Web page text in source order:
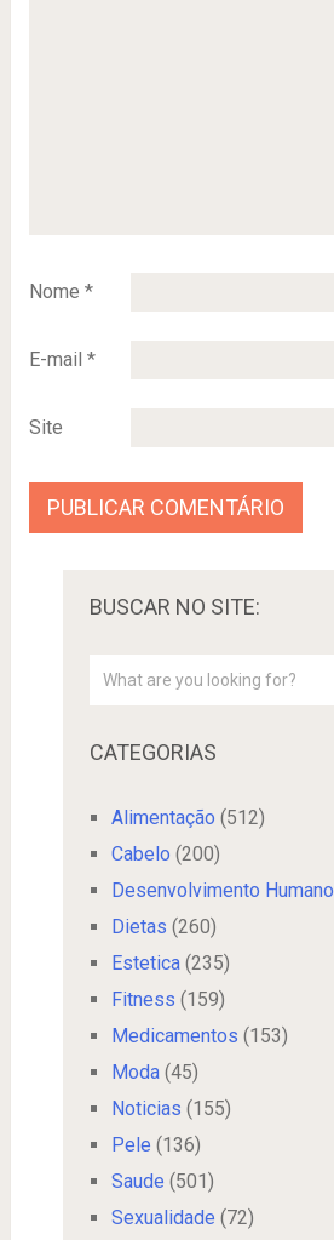
Nome *
E-mail *
Site
BUSCAR NO SITE:
CATEGORIAS
Alimentação (512)
Cabelo (200)
Desenvolvimento Humano
Dietas (260)
Estetica(235)
Fitness (159)
Medicamentos (153)
Moda(45)
Noticias (155)
Pele (136)
Saude (501)
Sexualidade (72)